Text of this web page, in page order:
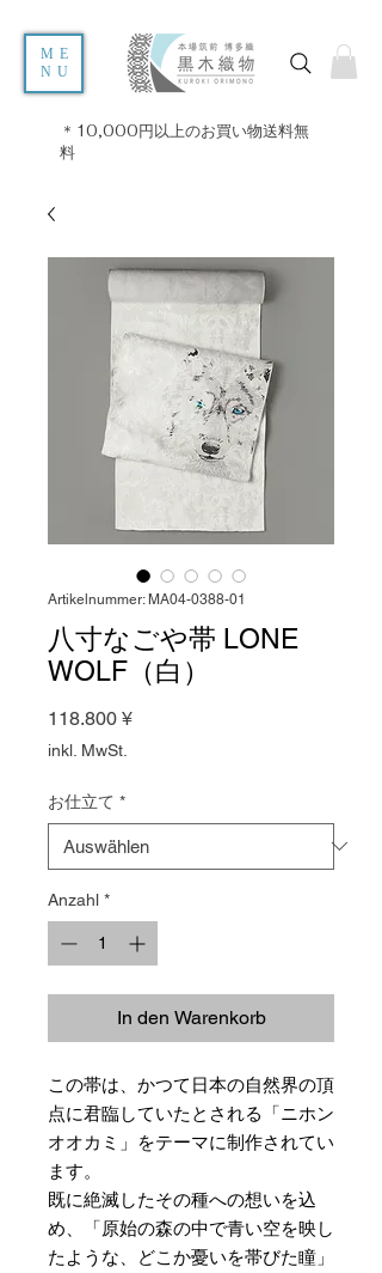
ME
NU
＊10,000円以上のお買い物送料無
料
Artikelnummer: MA04-0388-01
八寸なごや帯 LONE
WOLF（白）
118.800 ¥Preis
inkl. MwSt.
お仕立て *
Anzahl *
In den Warenkorb
この帯は、かつて日本の自然界の頂
点に君臨していたとされる「ニホン
オオカミ」をテーマに制作されてい
ます。
既に絶滅したその種への想いを込
め、「原始の森の中で青い空を映し
たような、どこか憂いを帯びた瞳」